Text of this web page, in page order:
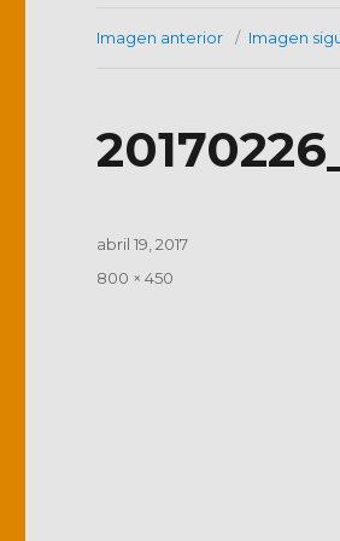
Imagen anterior Imagen
Publicado
abril 19, 2017
Tamaño
800 × 450